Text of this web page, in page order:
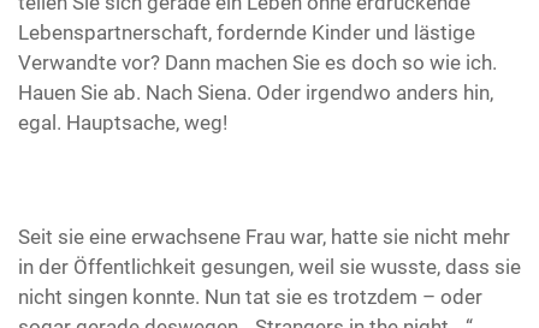
Lebenspartnerschaft, fordernde Kinder und lästige
Verwandte vor? Dann machen Sie es doch so wie ich.
Hauen Sie ab. Nach Siena. Oder irgendwo anders hin,
egal. Hauptsache, weg!
Seit sie eine erwachsene Frau war, hatte sie nicht mehr
in der Öffentlichkeit gesungen, weil sie wusste, dass sie
nicht singen konnte. Nun tat sie es trotzdem – oder